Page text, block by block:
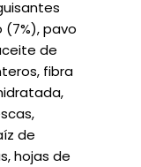
pavo
de
fibra
de
hojas de